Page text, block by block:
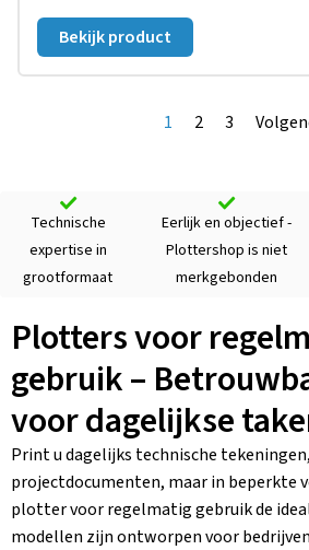
Bekijk product
1 2 3
Technische
expertise in
grootformaat
Eerlijk en objectief -
Plottershop is niet
merkgebonden
Plotters voor
gebruik –
voor dagelijkse
Print u dagelijks technische
projectdocumenten, maar in beperkte
plotter voor regelmatig gebruik de
modellen zijn ontworpen voor